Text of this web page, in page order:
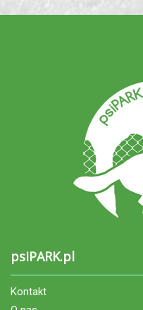
psiPARK.pl
Kontakt